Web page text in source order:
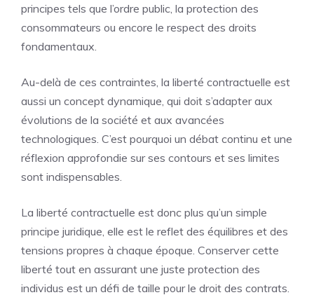
principes tels que l’ordre public, la protection des
consommateurs ou encore le respect des droits
fondamentaux.
Au-delà de ces contraintes, la liberté contractuelle est
aussi un concept dynamique, qui doit s’adapter aux
évolutions de la société et aux avancées
technologiques. C’est pourquoi un débat continu et une
réflexion approfondie sur ses contours et ses limites
sont indispensables.
La liberté contractuelle est donc plus qu’un simple
principe juridique, elle est le reflet des équilibres et des
tensions propres à chaque époque. Conserver cette
liberté tout en assurant une juste protection des
individus est un défi de taille pour le droit des contrats.